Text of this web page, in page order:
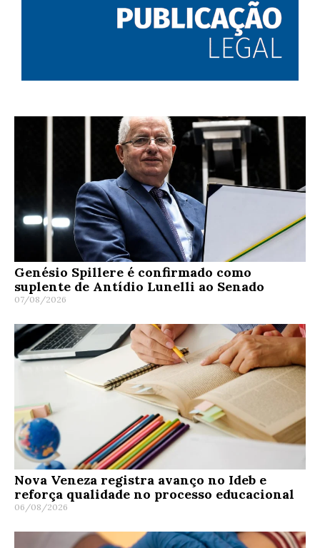
Genésio Spillere é confirmado como
suplente de Antídio Lunelli ao Senado
07/08/2026
Nova Veneza registra avanço no Ideb e
reforça qualidade no processo educacional
06/08/2026